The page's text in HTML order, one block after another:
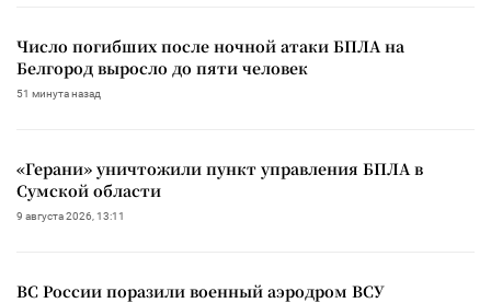
Число погибших после ночной атаки БПЛА на
Белгород выросло до пяти человек
51 минута назад
«Герани» уничтожили пункт управления БПЛА в
Сумской области
9 августа 2026, 13:11
ВС России поразили военный аэродром ВСУ